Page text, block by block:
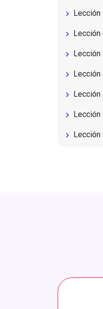
Lección
Lección
Lección
Lección
Lección
Lección
Lección